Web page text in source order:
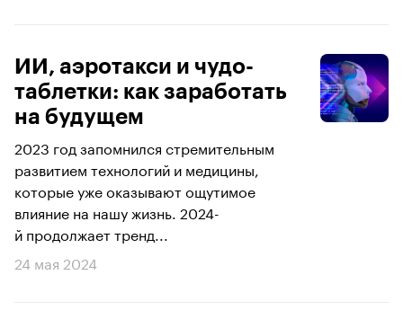
ИИ, аэротакси и чудо-
таблетки: как заработать
на будущем
2023 год запомнился стремительным
развитием технологий и медицины,
которые уже оказывают ощутимое
влияние на нашу жизнь. 2024-
й продолжает тренд...
24 мая 2024